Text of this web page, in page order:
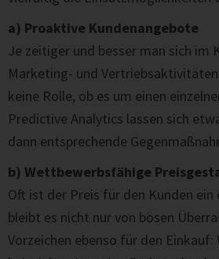
a) Proaktive Kundenangebote
Je zeitiger und besser man sich
Marketing- und
keine Rolle, ob es um einen
Predictive Analytics lassen sich
dann entsprechende
b) Wettbewerbsfähige
Oft ist der Preis für den Kunden
bleibt es nicht nur von bösen
Vorzeichen ebenso für den